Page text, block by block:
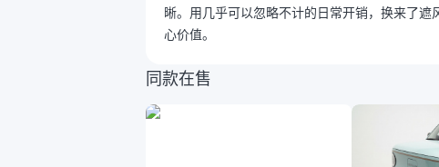
晰。用几乎可以忽略不计的日常开销，换来了
心价值。
同款在售